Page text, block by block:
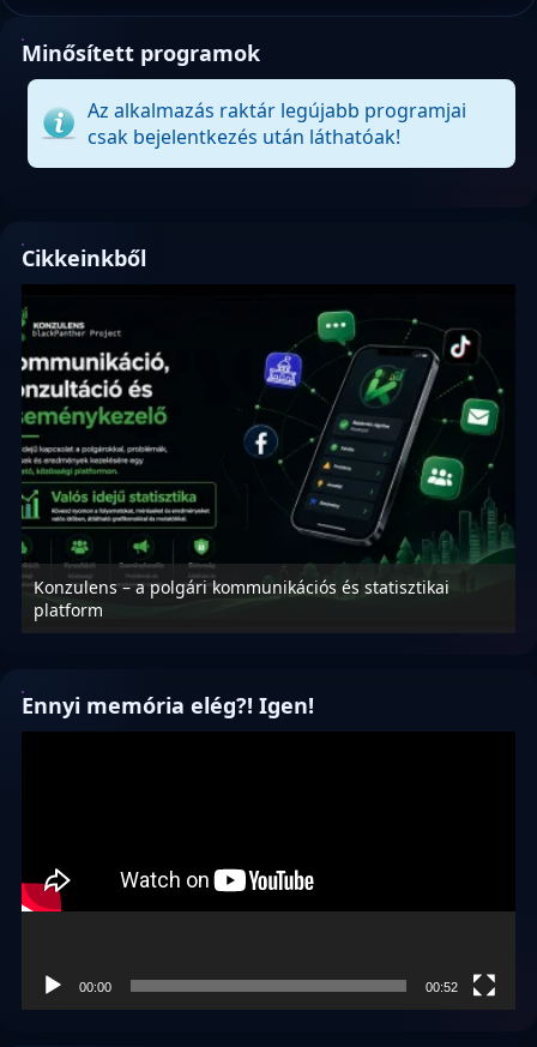
Minősített programok
Az alkalmazás raktár legújabb programjai
csak bejelentkezés után láthatóak!
Cikkeinkből
Konzulens – a polgári kommunikációs és statisztikai
platform
Ennyi memória elég?! Igen!
00:00 00:52